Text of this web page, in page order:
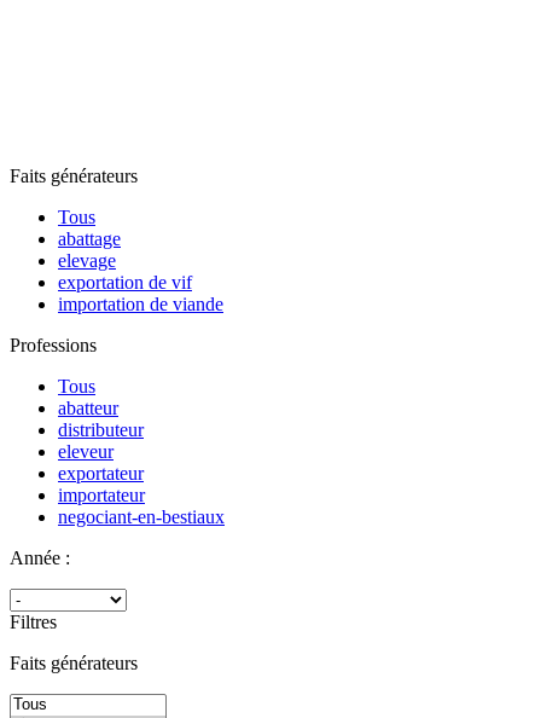
Faits générateurs
Tous
abattage
elevage
exportation de vif
importation de viande
Professions
Tous
abatteur
distributeur
eleveur
exportateur
importateur
negociant-en-bestiaux
Année :
Filtres
Faits générateurs